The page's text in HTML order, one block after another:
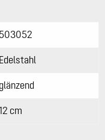
503052
Edelstahl
glänzend
cm